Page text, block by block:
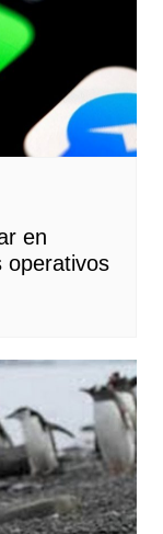
en
operativos